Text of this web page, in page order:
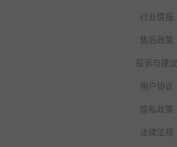
行业情报
售后政策
投诉与建议
用户协议
隐私政策
法律法规